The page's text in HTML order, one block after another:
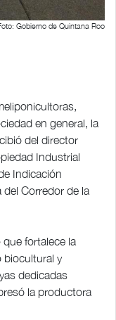
Gobierno de Quintana Roo
en general, la
del director
Industrial
Indicación
del Corredor de la
fortalece la
biocultural y
dedicadas
la productora